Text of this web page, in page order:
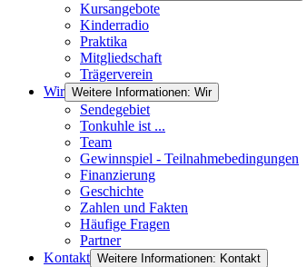
Kursangebote
Kinderradio
Praktika
Mitgliedschaft
Trägerverein
Wir Weitere Informationen: Wir
Sendegebiet
Tonkuhle ist ...
Team
Gewinnspiel - Teilnahmebedingungen
Finanzierung
Geschichte
Zahlen und Fakten
Häufige Fragen
Partner
Kontakt Weitere Informationen: Kontakt